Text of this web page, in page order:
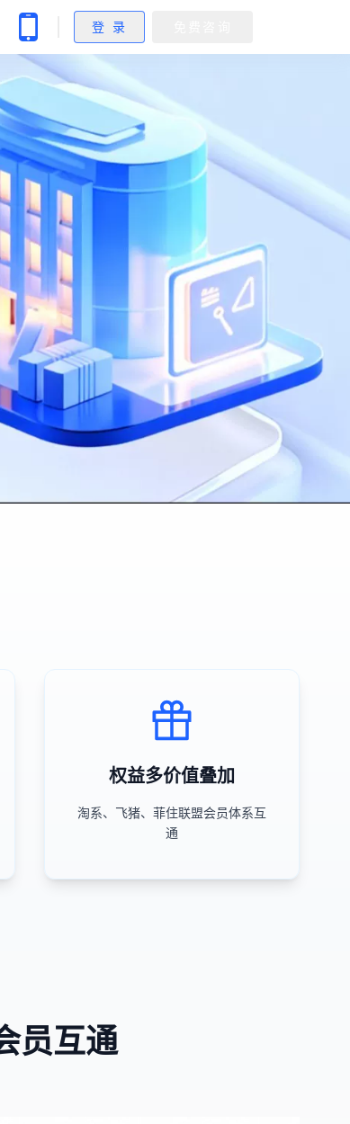
登 录
权益多价值叠加
淘系、飞猪、菲住联盟会员体系互
通
员互通